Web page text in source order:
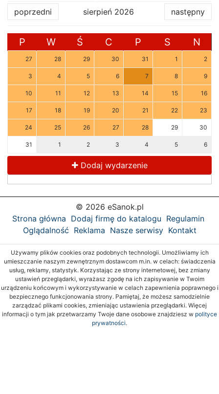
poprzedni sierpień 2026 następny
P W Ś C P S N
27 28 29 30 31 1 2
3 4 5 6 7 8 9
10 11 12 13 14 15 16
17 18 19 20 21 22 23
24 25 26 27 28 29 30
31 1 2 3 4 5 6
Dodaj wydarzenie
© 2026 eSanok.pl
Strona główna Dodaj firmę do katalogu Regulamin
Oglądalność Reklama Nasze serwisy Kontakt
Używamy plików cookies oraz podobnych technologii. Umożliwiamy ich
umieszczanie naszym zewnętrznym dostawcom m.in. w celach: świadczenia
usług, reklamy, statystyk. Korzystając ze strony internetowej, bez zmiany
ustawień przeglądarki, wyrażasz zgodę na ich zapisywanie w Twoim
urządzeniu końcowym i wykorzystywanie w celach zapewnienia poprawnego i
bezpiecznego funkcjonowania strony. Pamiętaj, że możesz samodzielnie
zarządzać plikami cookies, zmieniając ustawienia przeglądarki. Więcej
informacji o tym jak przetwarzamy Twoje dane osobowe znajdziesz w polityce
prywatności.